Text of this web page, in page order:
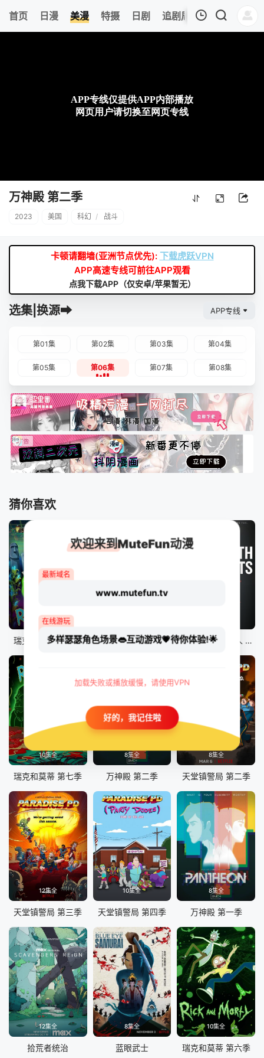
首页 日漫 美漫 特摄 日剧 追剧周表 今日更新
万神殿 第二季
2023 美国 科幻 / 战斗
卡顿请翻墙(亚洲节点优先): 下载虎跃VPN
APP高速专线可前往APP观看
点我下载APP（仅安卓/苹果暂无）
选集|换源➡ APP专线
第01集 第02集 第03集 第04集
第05集 第06集 第07集 第08集
猜你喜欢
10集全
瑞克和莫蒂 第八季 爱、死亡和机器人 第二季 爱、死亡和机器人 第三季
10集全
瑞克和莫蒂 第七季
8集全
万神殿 第二季
8集全
天堂镇警局 第二季
12集全
天堂镇警局 第三季
10集全
天堂镇警局 第四季
8集全
万神殿 第一季
12集全
拾荒者统治
8集全
蓝眼武士
10集全
瑞克和莫蒂 第六季
欢迎来到MuteFun动漫
最新域名
www.mutefun.tv
在线游玩
多样瑟瑟角色场景👄互动游戏💗待你体验!🌟
加载失败或播放缓慢，请使用VPN
好的，我记住啦